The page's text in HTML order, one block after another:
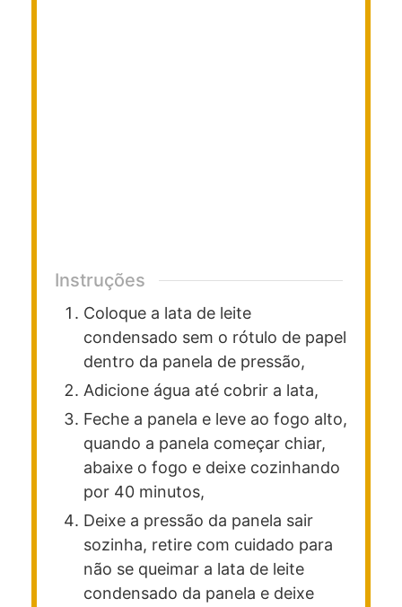
Instruções
Coloque a lata de leite
condensado sem o rótulo de papel
dentro da panela de pressão,
Adicione água até cobrir a lata,
Feche a panela e leve ao fogo alto,
quando a panela começar chiar,
abaixe o fogo e deixe cozinhando
por 40 minutos,
Deixe a pressão da panela sair
sozinha, retire com cuidado para
não se queimar a lata de leite
condensado da panela e deixe